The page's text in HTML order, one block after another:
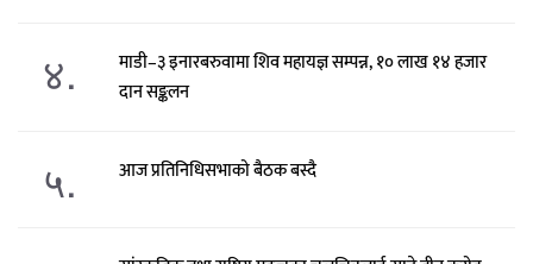
४.
माडी–३ इनारबरुवामा शिव महायज्ञ सम्पन्न, १० लाख १४ हजार
दान सङ्कलन
५. आज प्रतिनिधिसभाको बैठक बस्दै